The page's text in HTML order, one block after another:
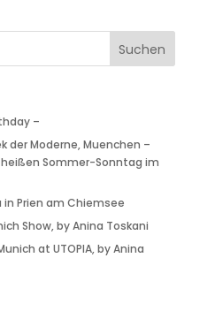
–
der Moderne, Muenchen –
Sommer-Sonntag im
in Prien am Chiemsee
Show, by Anina Toskani
at UTOPIA, by Anina